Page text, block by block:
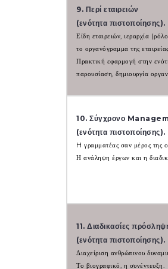
9. Περί εταιρειών
(ενότητα πιστοποίησης).
Είδη εταιρειών, ιεραρχία
το οργανόγραμμα της
Πρακτική εφαρμογή στην
παρουσίαση, δημιουργία
10. Σύγχρονο
(ενότητα πιστοποίησης).
H γραμματέας σαν μέρος της
Η ανάληψη έργων και η
11. Διαδικασίες
(ενότητα πιστοποίησης).
Διαχείριση ανθρώπινου
Το βιογραφικό, η συνέντευξη.